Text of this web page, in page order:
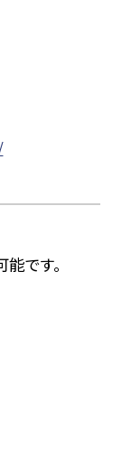
です。